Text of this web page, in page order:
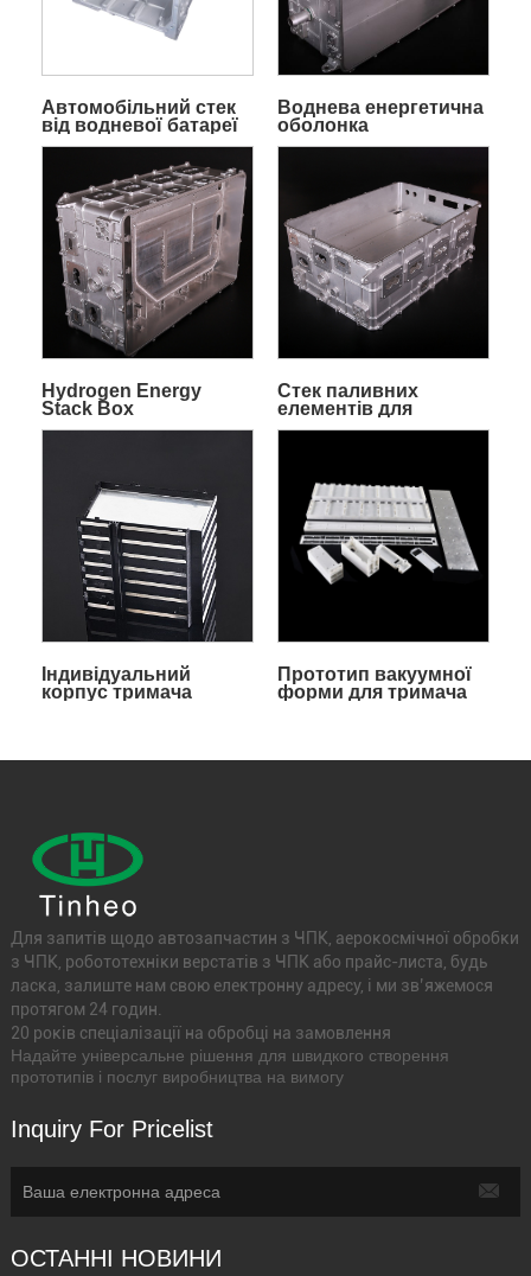
Автомобільний стек
від водневої батареї
Воднева енергетична
оболонка
Hydrogen Energy
Stack Box
Стек паливних
елементів для
водневої енергії
Індивідуальний
корпус тримача
Прототип вакуумної
форми для тримача
Для запитів щодо автозапчастин з ЧПК, аерокосмічної обробки
з ЧПК, робототехніки верстатів з ЧПК або прайс-листа, будь
ласка, залиште нам свою електронну адресу, і ми зв’яжемося
протягом 24 годин.
20 років спеціалізації на обробці на замовлення
Надайте універсальне рішення для швидкого створення
прототипів і послуг виробництва на вимогу
Inquiry For Pricelist
ОСТАННІ НОВИНИ